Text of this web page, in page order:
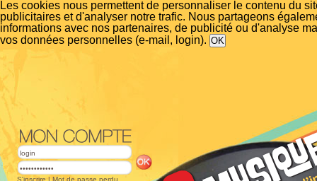
Les cookies nous permettent de personnaliser le contenu du
publicitaires et d'analyser notre trafic. Nous partageons
informations avec nos partenaires, de publicité ou d'analyse
vos données personnelles (e-mail, login).
S'inscrire | Mot de passe perdu